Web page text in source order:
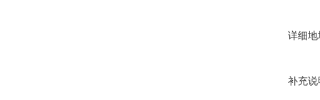
详细
补充